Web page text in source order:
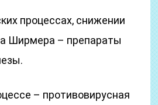
процессах, снижении
Ширмера – препараты
– противовирусная